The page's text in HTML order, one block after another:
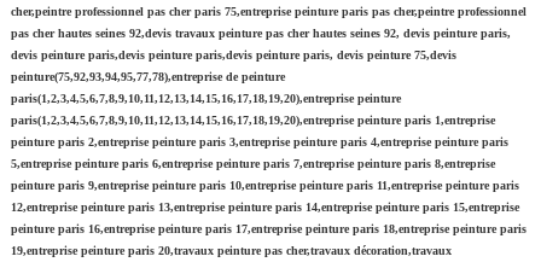
cher,peintre professionnel pas cher paris 75,entreprise peinture paris pas cher,peintre professionnel
pas cher hautes seines 92,devis travaux peinture pas cher hautes seines 92, devis peinture paris,
devis peinture paris,devis peinture paris,devis peinture paris, devis peinture 75,devis
peinture(75,92,93,94,95,77,78),entreprise de peinture
paris(1,2,3,4,5,6,7,8,9,10,11,12,13,14,15,16,17,18,19,20),entreprise peinture
paris(1,2,3,4,5,6,7,8,9,10,11,12,13,14,15,16,17,18,19,20),entreprise peinture paris 1,entreprise
peinture paris 2,entreprise peinture paris 3,entreprise peinture paris 4,entreprise peinture paris
5,entreprise peinture paris 6,entreprise peinture paris 7,entreprise peinture paris 8,entreprise
peinture paris 9,entreprise peinture paris 10,entreprise peinture paris 11,entreprise peinture paris
12,entreprise peinture paris 13,entreprise peinture paris 14,entreprise peinture paris 15,entreprise
peinture paris 16,entreprise peinture paris 17,entreprise peinture paris 18,entreprise peinture paris
19,entreprise peinture paris 20,travaux peinture pas cher,travaux décoration,travaux